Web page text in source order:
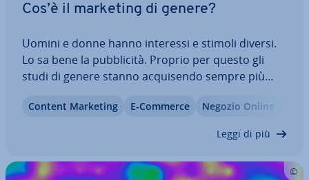
Cos’è il marketing di genere?
Uomini e donne hanno interessi e stimoli diversi.
Lo sa bene la pub­bli­ci­tà. Proprio per questo gli
studi di genere stanno ac­qui­sen­do sempre più
intende per marketing di genere e come funziona
Content Marketing E-Commerce Negozio Online
Leggi di più